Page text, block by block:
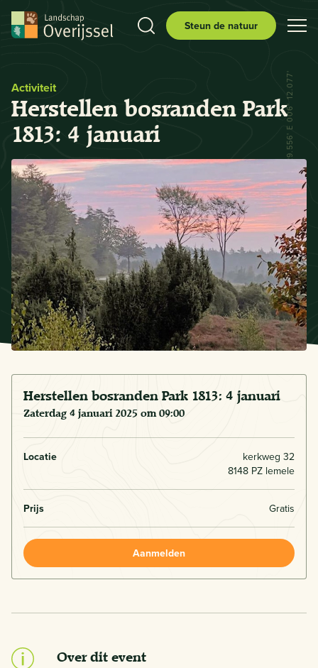
Steun de natuur
Activiteit
Herstellen bosranden Park
1813: 4 januari
N 52° 29.556' E 006° 12.077'
Herstellen bosranden Park 1813: 4 januari
zaterdag 4 januari 2025 om 09:00
Locatie
kerkweg 32
8148 PZ lemele
Prijs Gratis
Aanmelden
Over dit event